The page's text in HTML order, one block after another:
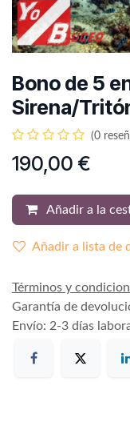
Bono de 5
Sirena/
(0
190,00 €
Añadir a la
Añadir a lista de
Términos y
Garantía de
Envío: 2-3 días